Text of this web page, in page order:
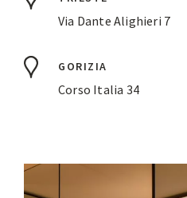
Via Dante Alighieri 7
GORIZIA
Corso Italia 34